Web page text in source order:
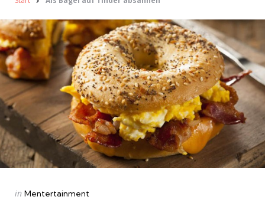
Categories
Posted
in Mentertainment